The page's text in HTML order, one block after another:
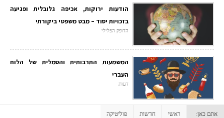
הודעות ירוקות, אכיפה גלובלית ופגיעה
בזכויות יסוד – מבט משפטי ביקורתי
הדופק הפלילי
המשמעות התרבותית והסמלית של הלוח
העברי
דעות
אתם כאן: ראשי חדשות פוליטיקה